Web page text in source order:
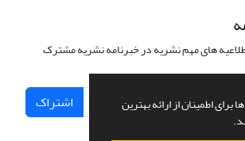
اطمینان از ارائه بهترین
های مهم نشریه در خبرنامه نشریه مشترک
اشتراک